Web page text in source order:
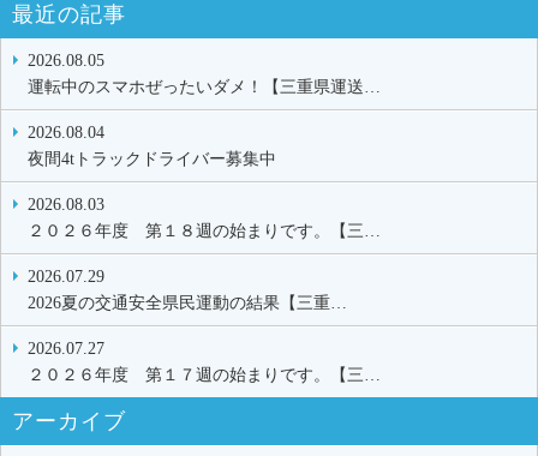
最近の記事
2026.08.05
運転中のスマホぜったいダメ！【三重県運送…
2026.08.04
夜間4tトラックドライバー募集中
2026.08.03
２０２６年度 第１８週の始まりです。【三…
2026.07.29
2026夏の交通安全県民運動の結果【三重…
2026.07.27
２０２６年度 第１７週の始まりです。【三…
アーカイブ